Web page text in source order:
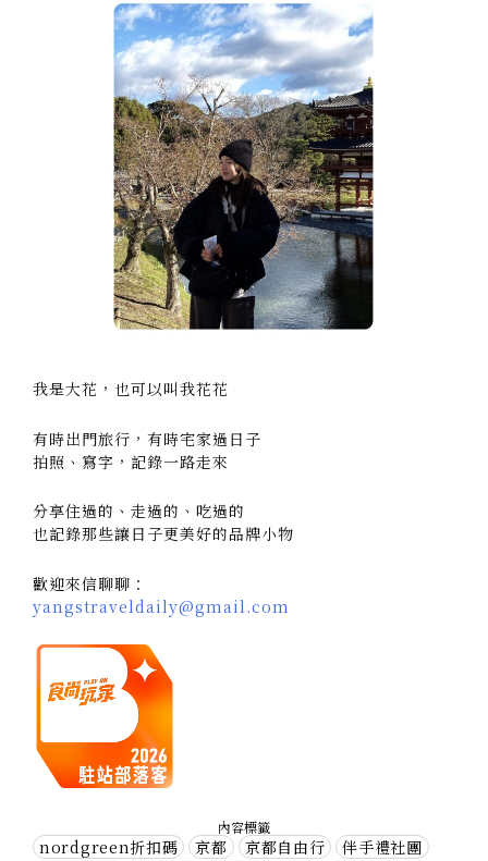
我是大花，也可以叫我花花
有時出門旅行，有時宅家過日子
拍照、寫字，記錄一路走來
分享住過的、走過的、吃過的
也記錄那些讓日子更美好的品牌小物
歡迎來信聊聊：
yangstraveldaily@gmail.com
內容標籤
nordgreen折扣碼 京都 京都自由行
伴手禮社團